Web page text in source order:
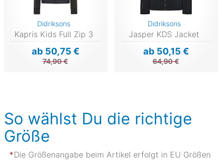
Didriksons
Kapris Kids Full Zip 3
ab 50,75 €
74,90 €
Didriksons
Jasper KDS Jacket
ab 50,15 €
64,90 €
So wählst Du die richtige
Größe
Die Größenangabe beim Artikel erfolgt in EU Größen